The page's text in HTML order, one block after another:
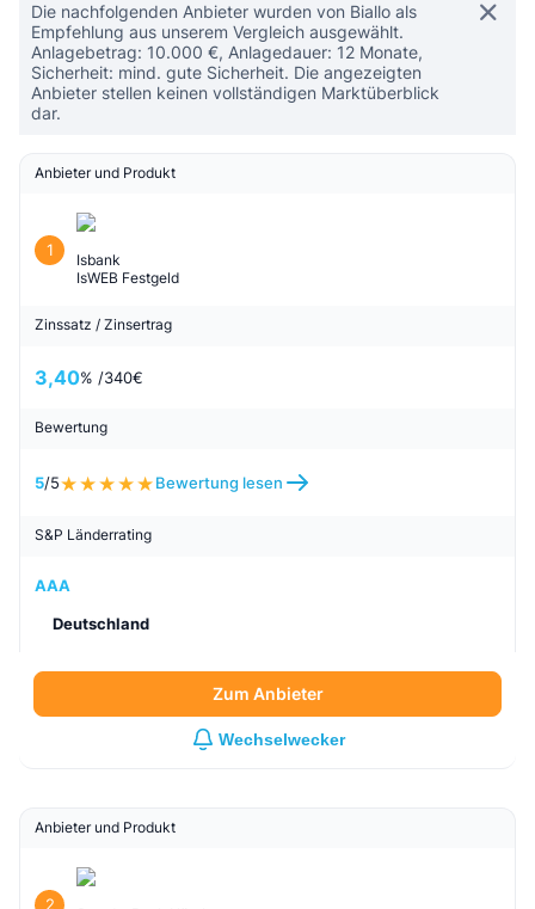
Die nachfolgenden Anbieter wurden von Biallo als
Empfehlung aus unserem Vergleich ausgewählt.
Anlagebetrag: 10.000 €, Anlagedauer: 12 Monate,
Sicherheit: mind. gute Sicherheit. Die angezeigten
Anbieter stellen keinen vollständigen Marktüberblick
dar.
Anbieter und Produkt
1
Isbank
IsWEB Festgeld
Zinssatz / Zinsertrag
3,40% /340€
Bewertung
5/5 Bewertung lesen
S&P Länderrating
AAA
Deutschland
Zum Anbieter
Wechselwecker
Anbieter und Produkt
2